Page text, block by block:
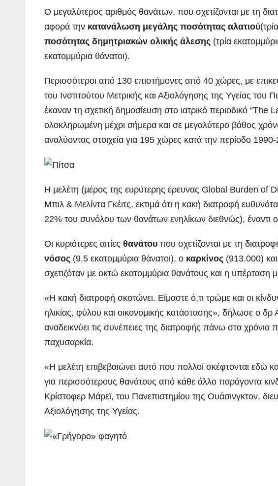
Ο μεγαλύτερος αριθμός θανάτων, που σχετίζονται με τη
αφορά την κατανάλωση μεγάλης ποσότητας αλατιού
ποσότητας δημητριακών ολικής άλεσης (τρία
εκατομμύρια θάνατοι).
Περισσότεροι από 130 επιστήμονες από 40 χώρες, με
του Ινστιτούτου Μετρικής και Αξιολόγησης της Υγείας του
έκαναν τη σχετική δημοσίευση στο ιατρικό περιοδικό
ολοκληρωμένη μέχρι σήμερα και σε μεγαλύτερο βάθος
αναλύοντας στοιχεία για 195 χώρες κατά την περίοδο
Η μελέτη (μέρος της ευρύτερης έρευνας Global Burden of
Μπιλ & Μελίντα Γκέιτς, εκτιμά ότι η κακή διατροφή
22% του συνόλου των θανάτων ενηλίκων διεθνώς),
Οι κυριότερες αιτίες θανάτου που σχετίζονται με τη
νόσος (9,5 εκατομμύρια θάνατοι), ο καρκίνος (913.000)
σχετιζόταν με οκτώ εκατομμύρια θανάτους και η υπέρταση
«Η κακή διατροφή σκοτώνει. Είμαστε ό,τι τρώμε και οι
ηλικίας, φύλου και οικονομικής κατάστασης», δήλωσε ο δρ
αναδεικνύει τις συνέπειες της διατροφής πάνω στα
παχυσαρκία.
«Η μελέτη επιβεβαιώνει αυτό που πολλοί σκέφτονται εδώ
για περισσότερους θανάτους από κάθε άλλο παράγοντα
Κρίστοφερ Μάρεϊ, του Πανεπιστημίου της Ουάσινγκτον,
Αξιολόγησης της Υγείας.